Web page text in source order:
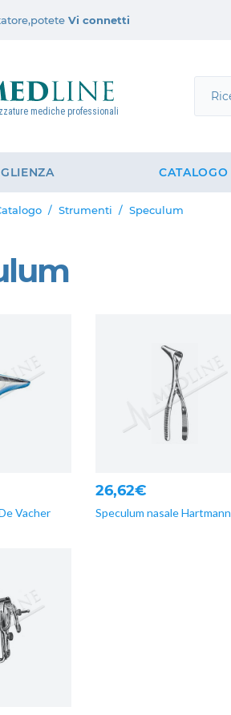
Vi connetti
mediche professionali
CATALOGO
Strumenti Speculum
Vacher
26,62€
Speculum nasale Hartmann